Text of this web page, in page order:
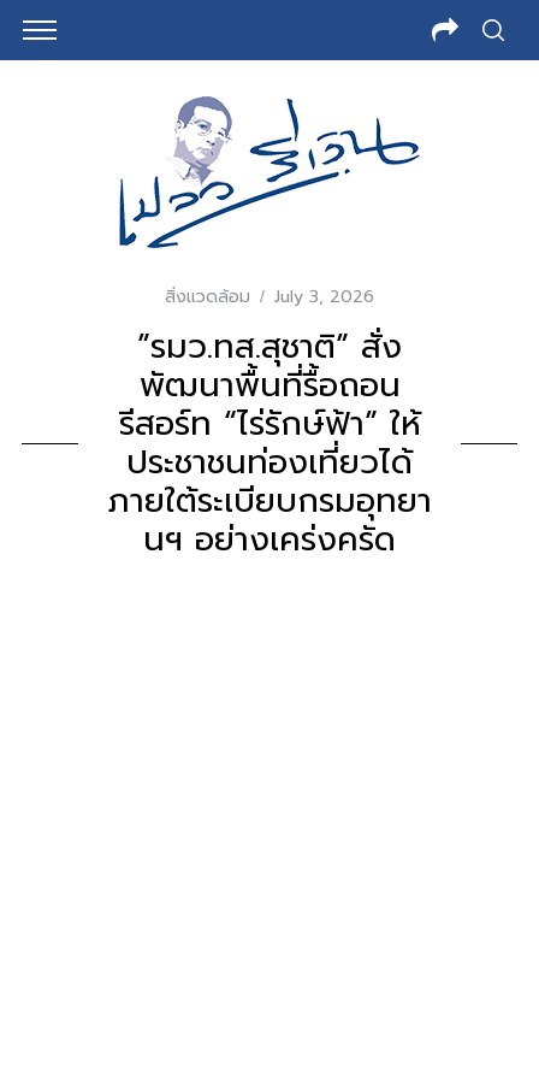
สิ่งแวดล้อม July 3, 2026
​”รมว.ทส.สุชาติ” สั่ง
พัฒนาพื้นที่รื้อถอน
รีสอร์ท “ไร่รักษ์ฟ้า” ให้
ประชาชนท่องเที่ยวได้​
ภายใต้ระเบียบกรมอุทยา
นฯ​ อย่างเคร่งครัด